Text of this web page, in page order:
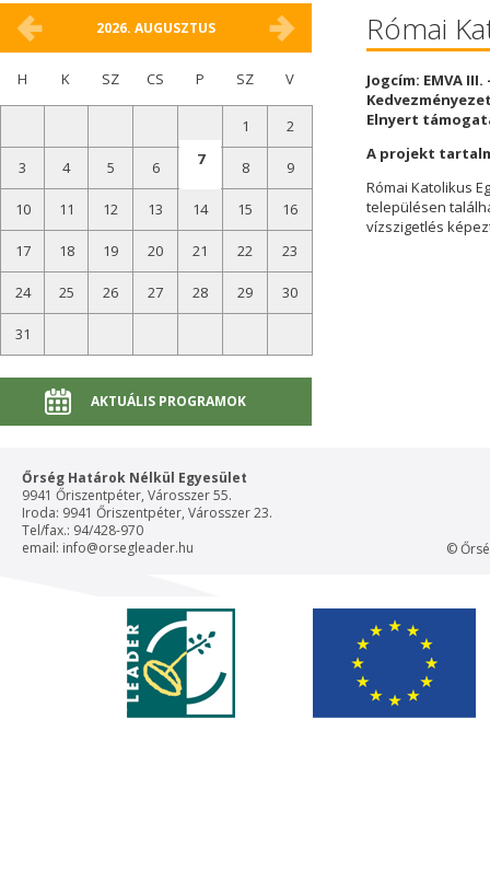
2026. AUGUSZTUS
H K SZ CS P SZ V
1 2
3 4 5 6 7 8 9
10 11 12 13 14 15 16
17 18 19 20 21 22 23
24 25 26 27 28 29 30
31
AKTUÁLIS PROGRAMOK
Római
Jogcím: EMVA
Elnyert
A projekt
Római Katolikus
településen
vízszigetlés
Őrség Határok Nélkül Egyesület
9941 Őriszentpéter, Városszer 55.
Iroda: 9941 Őriszentpéter, Városszer 23.
Tel/fax.: 94/428-970
email: info@orsegleader.hu ©